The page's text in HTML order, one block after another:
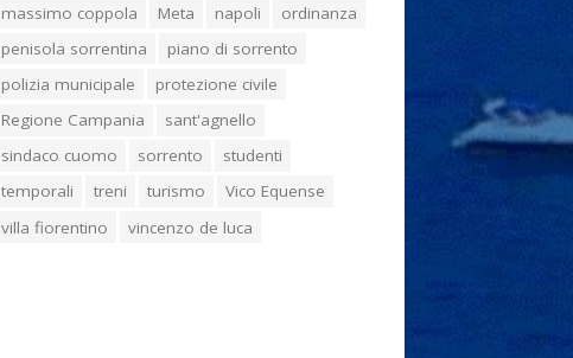
massimo coppola
Meta napoli
ordinanza
penisola sorrentina
piano di sorrento
polizia municipale
protezione civile
Regione Campania
sant'agnello
sindaco cuomo
sorrento
studenti
temporali
treni turismo
Vico Equense
villa fiorentino
vincenzo de luca